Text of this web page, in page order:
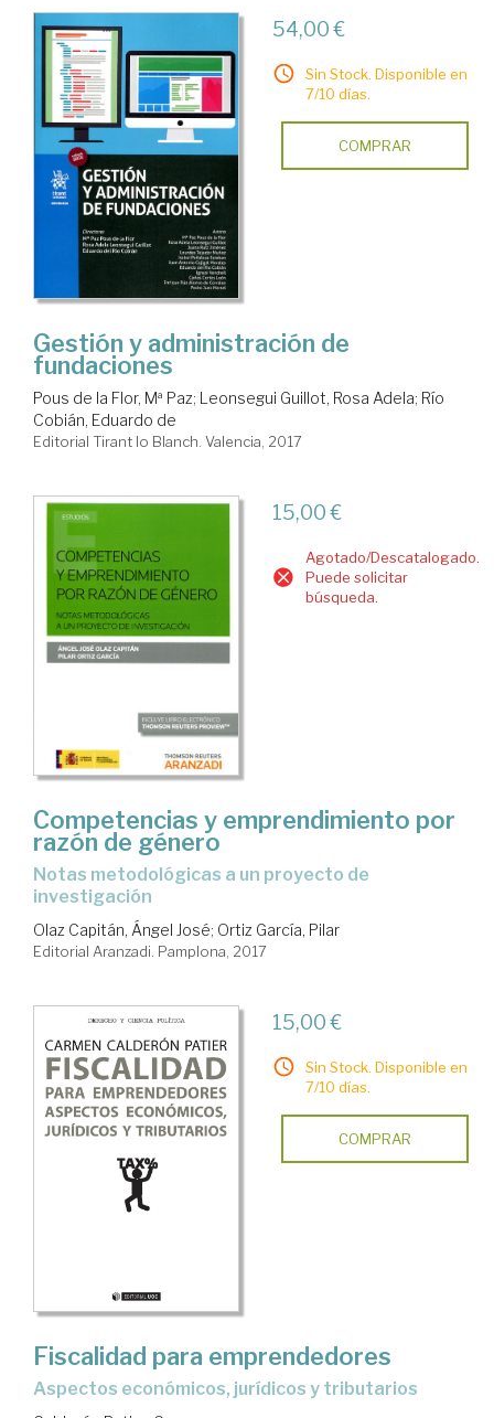
54,00 €
Sin Stock. Disponible en
7/10 días.
COMPRAR
Gestión y administración de
fundaciones
Pous de la Flor, Mª Paz; Leonsegui Guillot, Rosa Adela; Río
Cobián, Eduardo de
Editorial Tirant lo Blanch. Valencia, 2017
15,00 €
Agotado/Descatalogado.
Puede solicitar
búsqueda.
Competencias y emprendimiento por
razón de género
notas metodológicas a un proyecto de
investigación
Olaz Capitán, Ángel José; Ortiz García, Pilar
Editorial Aranzadi. Pamplona, 2017
15,00 €
Sin Stock. Disponible en
7/10 días.
COMPRAR
Fiscalidad para emprendedores
aspectos económicos, jurídicos y tributarios